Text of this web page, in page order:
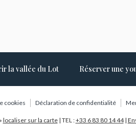
la vallée du Lot Réserver une
cookies Déclaration de confidentialité
localiser sur la carte| TEL :+33 6 83 80 14 44|